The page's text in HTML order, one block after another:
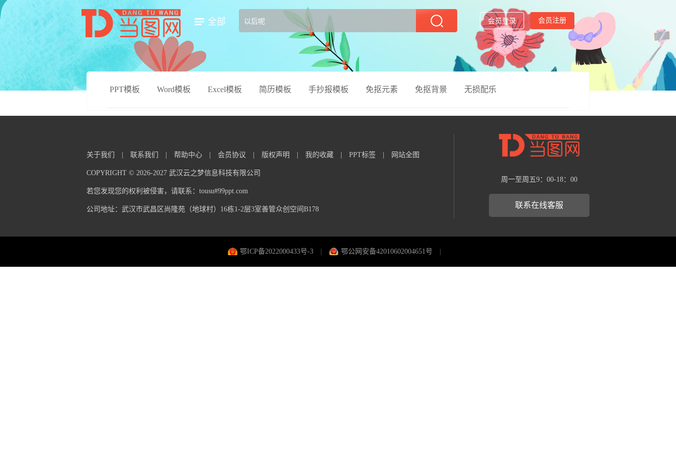
全部 会员登录 会员注册
PPT模板 Word模板 Excel模板 简历模板 手抄报模板 免抠元素 免抠背景 无损配乐
关于我们 联系我们 帮助中心 会员协议 版权声明 我的收藏 PPT标签 网站全图
COPYRIGHT © 2026-2027 武汉云之梦信息科技有限公司
若您发现您的权利被侵害，请联系：tousu#99ppt.com
公司地址：武汉市武昌区尚隆苑（地球村）16栋1-2层3室善管众创空间B178
周一至周五9：00-18：00
联系在线客服
鄂ICP备2022000433号-3 鄂公网安备42010602004651号